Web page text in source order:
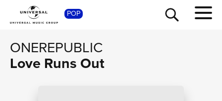
POP
ONEREPUBLIC
Love Runs Out
SHOP